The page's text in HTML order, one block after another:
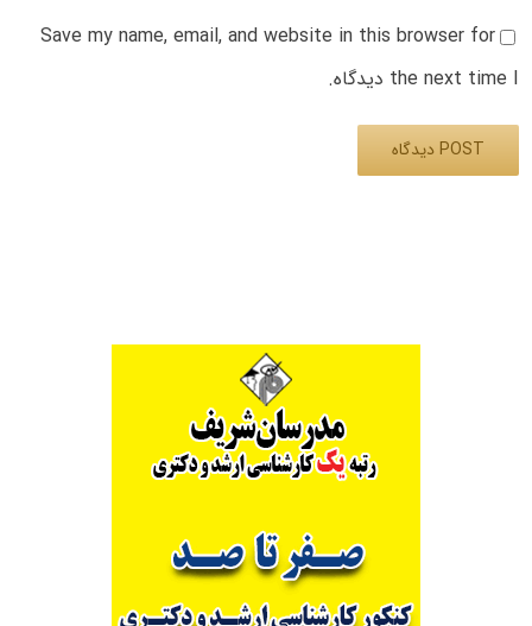
Save my name, email, and website in this browser for
the next time I دیدگاه.